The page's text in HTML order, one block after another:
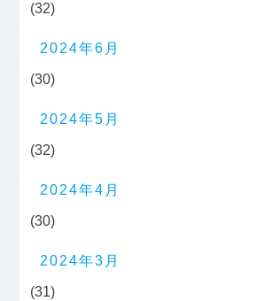
(32)
2024年6月
(30)
2024年5月
(32)
2024年4月
(30)
2024年3月
(31)